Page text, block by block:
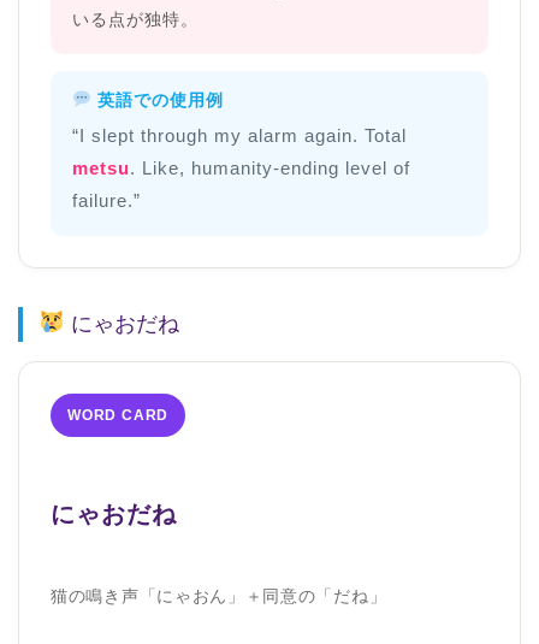
いる点が独特。
英語での使用例
“I slept through my alarm again. Total
metsu. Like, humanity-ending level of
failure.”
にゃおだね
WORD CARD
にゃおだね
猫の鳴き声「にゃおん」＋同意の「だね」